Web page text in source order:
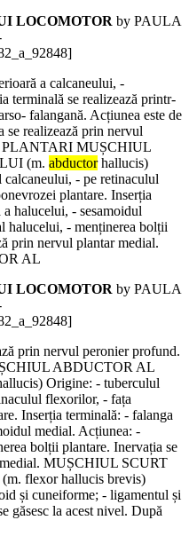
LOCOMOTOR by PAULA
a calcaneului, -
terminală se realizează printr-
falangană. Acțiunea este de
se realizează prin nervul
PLANTARI MUȘCHIUL
(m. abductorhallucis)
- pe retinaculul
plantare. Inserția
halucelui, - sesamoidul
halucelui, - menținerea bolții
prin nervul plantar medial.
AL
LOCOMOTOR by PAULA
prin nervul peronier profund.
ABDUCTOR AL
Origine: - tuberculul
flexorilor, - fața
Inserția terminală: - falanga
medial. Acțiunea: -
bolții plantare. Inervația se
MUȘCHIUL SCURT
flexor hallucis brevis)
și cuneiforme; - ligamentul și
găsesc la acest nivel. După